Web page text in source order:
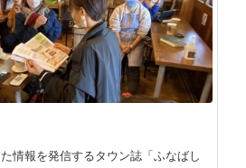
情報を発信するタウン誌「ふなばし